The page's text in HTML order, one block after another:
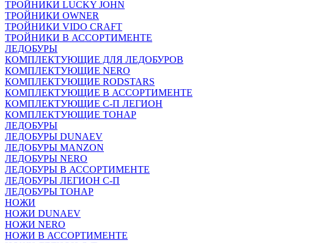
ТРОЙНИКИ LUCKY JOHN
ТРОЙНИКИ OWNER
ТРОЙНИКИ VIDO CRAFT
ТРОЙНИКИ В АССОРТИМЕНТЕ
ЛЕДОБУРЫ
КОМПЛЕКТУЮЩИЕ ДЛЯ ЛЕДОБУРОВ
КОМПЛЕКТУЮЩИЕ NERO
КОМПЛЕКТУЮЩИЕ RODSTARS
КОМПЛЕКТУЮЩИЕ В АССОРТИМЕНТЕ
КОМПЛЕКТУЮЩИЕ С-П ЛЕГИОН
КОМПЛЕКТУЮЩИЕ ТОНАР
ЛЕДОБУРЫ
ЛЕДОБУРЫ DUNAEV
ЛЕДОБУРЫ MANZON
ЛЕДОБУРЫ NERO
ЛЕДОБУРЫ В АССОРТИМЕНТЕ
ЛЕДОБУРЫ ЛЕГИОН С-П
ЛЕДОБУРЫ ТОНАР
НОЖИ
НОЖИ DUNAEV
НОЖИ NERO
НОЖИ В АССОРТИМЕНТЕ